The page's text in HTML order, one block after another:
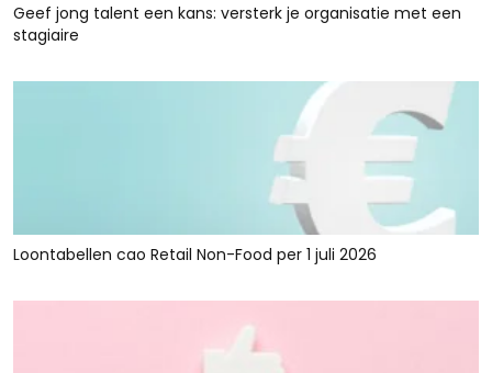
Geef jong talent een kans: versterk je organisatie met een
stagiaire
Loontabellen cao Retail Non-Food per 1 juli 2026